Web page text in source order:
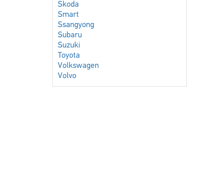
Skoda
Smart
Ssangyong
Subaru
Suzuki
Toyota
Volkswagen
Volvo